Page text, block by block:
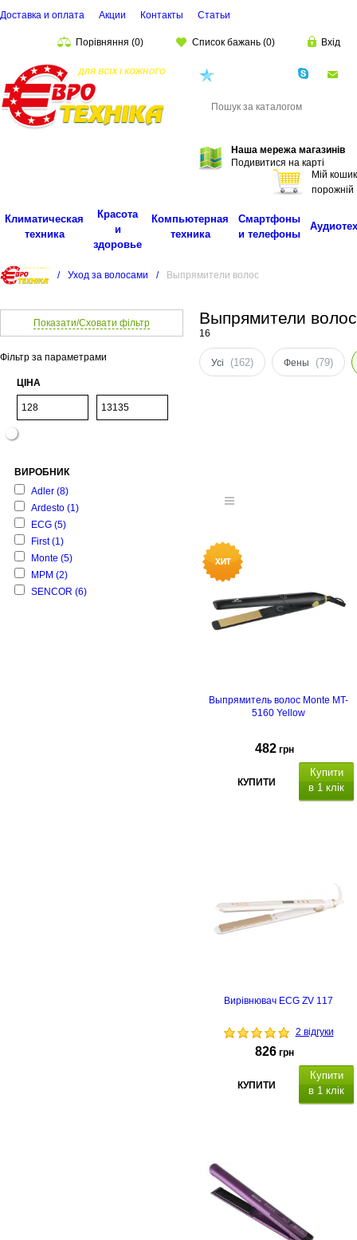
Доставка и оплата Акции Контакты Cтатьи
Порівняння (0) Список бажань (0) Вхід
Наша мережа магазинів
Подивитися на карті
Мій кошик
порожній
Климатическая
техника
Красота
и
здоровье
Компьютерная
техника
Смартфоны
и телефоны
/ Уход за волосами / Выпрямители волос
Показати/Сховати фільтр
Фільтр за параметрами
ЦІНА
ВИРОБНИК
Adler (8)
Ardesto (1)
ECG (5)
First (1)
Monte (5)
MPM (2)
SENCOR (6)
Выпрямители волос
16
Усі (162) Фены (79)
Выпрямитель волос Monte MT-
5160 Yellow
482 грн
КУПИТИ
Купити
в 1 клік
Вирівнювач ECG ZV 117
2 відгуки
826 грн
КУПИТИ
Купити
в 1 клік